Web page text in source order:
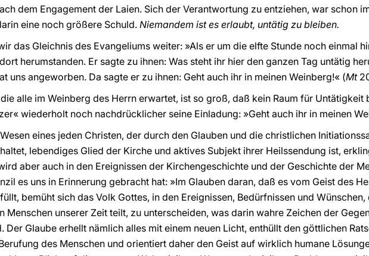
dem Engagement der Laien. Sich der Verantwortung zu entziehen, war schon
eine noch größere Schuld. Niemandem ist es erlaubt, untätig zu bleiben.
das Gleichnis des Evangeliums weiter: »Als er um die elfte Stunde noch einmal
herumstanden. Er sagte zu ihnen: Was steht ihr hier den ganzen Tag untätig
uns angeworben. Da sagte er zu ihnen: Geht auch ihr in meinen Weinberg!« (Mt
alle im Weinberg des Herrn erwartet, ist so groß, daß kein Raum für Untätigkeit
wiederholt noch nachdrücklicher seine Einladung: »Geht auch ihr in meinen
eines jeden Christen, der durch den Glauben und die christlichen
lebendiges Glied der Kirche und aktives Subjekt ihrer Heilssendung ist,
aber auch in den Ereignissen der Kirchengeschichte und der Geschichte der
es uns in Erinnerung gebracht hat: »Im Glauben daran, daß es vom Geist des
bemüht sich das Volk Gottes, in den Ereignissen, Bedürfnissen und
Menschen unserer Zeit teilt, zu unterscheiden, was darin wahre Zeichen der
Der Glaube erhellt nämlich alles mit einem neuen Licht, enthüllt den göttlichen
des Menschen und orientiert daher den Geist auf wirklich humane